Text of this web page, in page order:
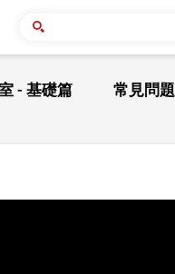
- 基礎篇 常見問題